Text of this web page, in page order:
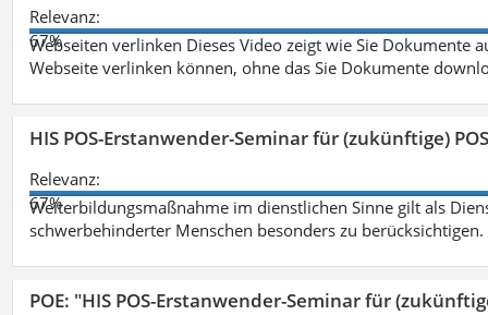
Relevanz:
67%
Webseiten verlinken Dieses Video zeigt wie Sie Dokumente
Webseite verlinken können, ohne das Sie Dokumente
HIS POS-Erstanwender-Seminar für (zukünftige)
Relevanz:
67%
Weiterbildungsmaßnahme im dienstlichen Sinne gilt als
schwerbehinderter Menschen besonders zu berücksichtigen.
POE: "HIS POS-Erstanwender-Seminar für